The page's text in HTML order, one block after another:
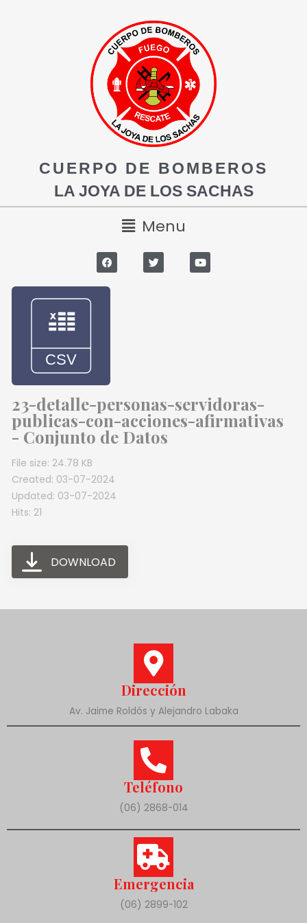
CUERPO DE BOMBEROS
LA JOYA DE LOS SACHAS
Menu
23-detalle-personas-servidoras-
publicas-con-acciones-afirmativas
- Conjunto de Datos
File size: 24.78 KB
Created: 03-07-2024
Updated: 03-07-2024
Hits: 21
DOWNLOAD
Dirección
Av. Jaime Roldós y Alejandro Labaka
Teléfono
(06) 2868-014
Emergencia
(06) 2899-102